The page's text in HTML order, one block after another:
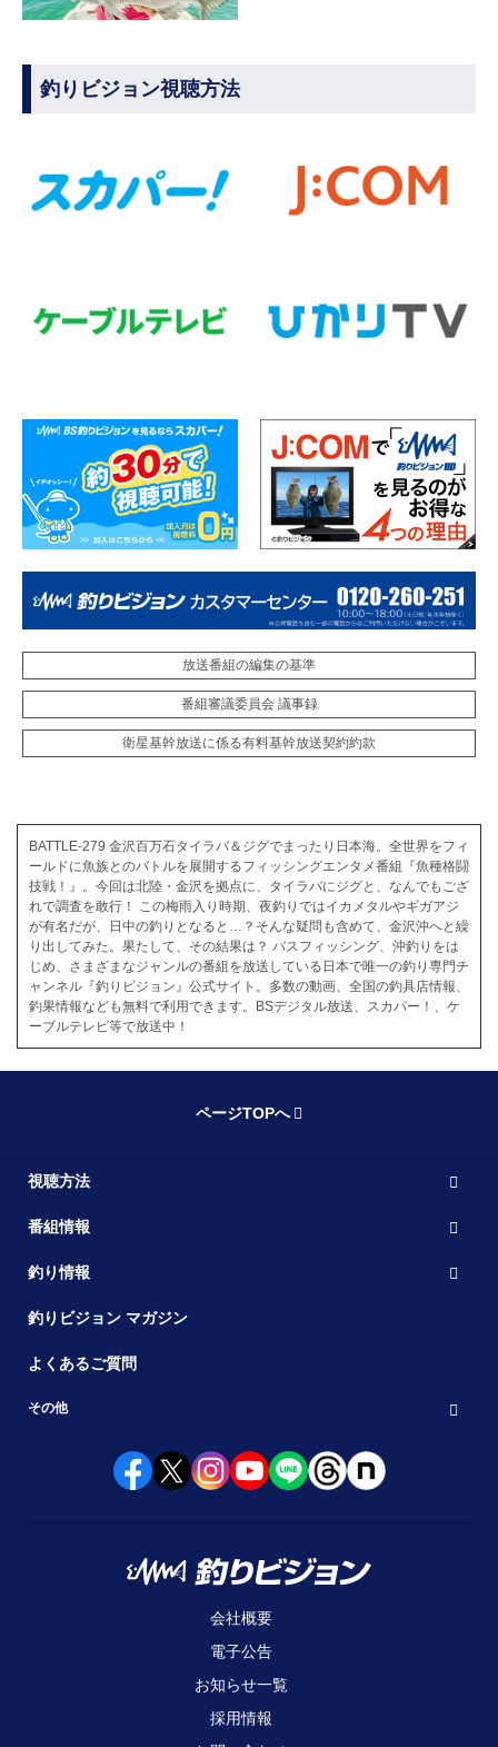
釣りビジョン視聴方法
放送番組の編集の基準
番組審議委員会 議事録
衛星基幹放送に係る有料基幹放送契約約款
BATTLE-279 金沢百万石タイラバ＆ジグでまったり日本海。全世界をフィ
ールドに魚族とのバトルを展開するフィッシングエンタメ番組『魚種格闘
技戦！』。今回は北陸・金沢を拠点に、タイラバにジグと、なんでもござ
れで調査を敢行！ この梅雨入り時期、夜釣りではイカメタルやギガアジ
が有名だが、日中の釣りとなると…？そんな疑問も含めて、金沢沖へと繰
り出してみた。果たして、その結果は？ バスフィッシング、沖釣りをは
じめ、さまざまなジャンルの番組を放送している日本で唯一の釣り専門チ
ャンネル『釣りビジョン』公式サイト。多数の動画、全国の釣具店情報、
釣果情報なども無料で利用できます。BSデジタル放送、スカパー！、ケ
ーブルテレビ等で放送中！
ページTOPへ
視聴方法
番組情報
釣り情報
釣りビジョン マガジン
よくあるご質問
その他
会社概要
電子公告
お知らせ一覧
採用情報